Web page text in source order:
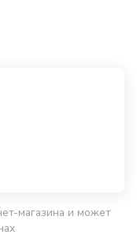
магазина и может